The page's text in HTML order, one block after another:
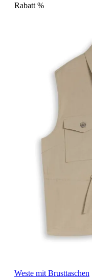
Rabatt %
Weste mit Brusttaschen